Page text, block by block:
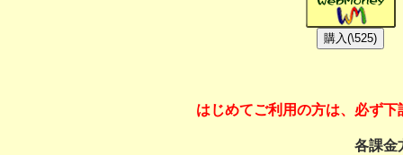
はじめてご利用の方は、必ず
各課金